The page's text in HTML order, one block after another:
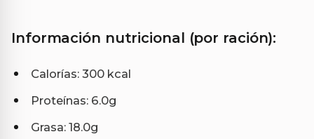
Información nutricional (por ración):
Calorías: 300 kcal
Proteínas: 6.0g
Grasa: 18.0g